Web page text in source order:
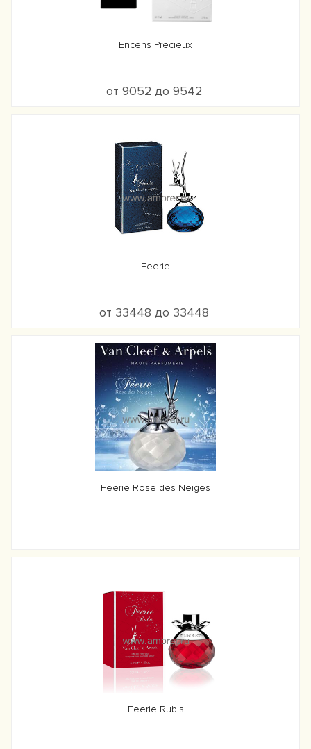
Encens Precieux
от 9052 до 9542
Feerie
от 33448 до 33448
Feerie Rose des Neiges
Feerie Rubis